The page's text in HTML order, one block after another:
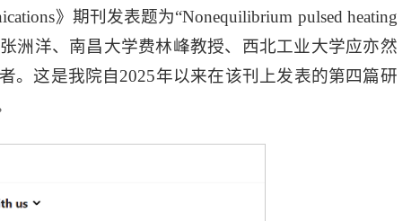
》期刊发表题为“Nonequilibrium pulsed heating
张洲洋、南昌大学费林峰教授、西北工业大学应亦然
。这是我院自2025年以来在该刊上发表的第四篇研